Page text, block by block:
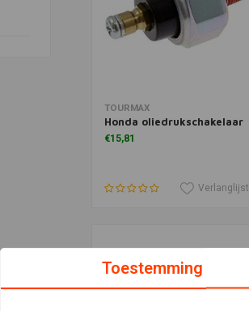
Toevoegen aan winkelwagen
TOURMAX
Honda oliedrukschakelaar
€15,81
Verlanglijst
Toestemming